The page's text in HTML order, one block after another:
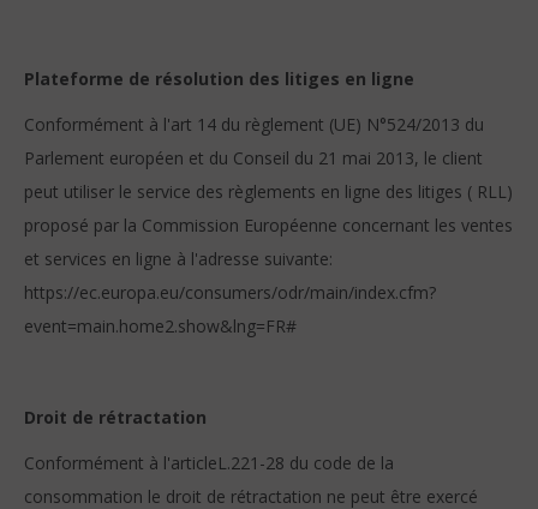
Plateforme de résolution des litiges en ligne
Conformément à l'art 14 du règlement (UE) N°524/2013 du
Parlement européen et du Conseil du 21 mai 2013, le client
peut utiliser le service des règlements en ligne des litiges ( RLL)
proposé par la Commission Européenne concernant les ventes
et services en ligne à l'adresse suivante:
https://ec.europa.eu/consumers/odr/main/index.cfm?
event=main.home2.show&lng=FR#
Droit de rétractation
Conformément à l'articleL.221-28 du code de la
consommation le droit de rétractation ne peut être exercé